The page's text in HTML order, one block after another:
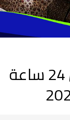
ممرضة مسنين 24 ساعة